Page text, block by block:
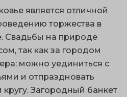
является отличной
торжества в
Свадьбы на природе
так как за городом
можно уединиться с
и отпраздновать
Загородный банкет